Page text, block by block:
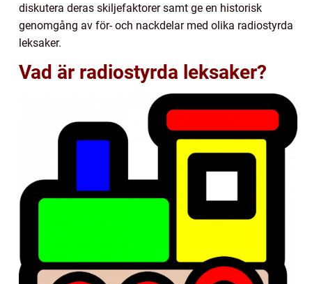
diskutera deras skiljefaktorer samt ge en historisk
genomgång av för- och nackdelar med olika radiostyrda
leksaker.
Vad är radiostyrda leksaker?